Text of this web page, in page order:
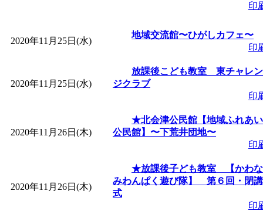
印
2020年11月25日(水)
地域交流館〜ひがしカフェ〜
印
2020年11月25日(水)
放課後こども教室 東チャレン
ジクラブ
印
2020年11月26日(木)
★北会津公民館【地域ふれあい
公民館】〜下荒井団地〜
印
2020年11月26日(木)
★放課後子ども教室 【かわな
みわんぱく遊び隊】 第６回・閉講
式
印